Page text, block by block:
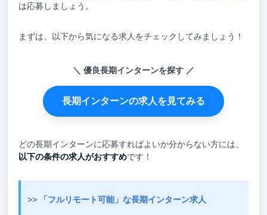
は応募しましょう。
まずは、以下から気になる求人をチェックしてみましょう！
優良長期インターンを探す
長期インターンの求人を見てみる
どの長期インターンに応募すればよいか分からない方には、
以下の条件の求人がおすすめです！
>> 「フルリモート可能」な長期インターン求人